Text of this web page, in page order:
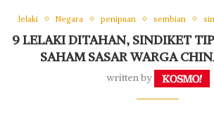
lelaki Negara penipuan sembian
9 LELAKI DITAHAN, SINDIKET
SAHAM SASAR WARGA
written by